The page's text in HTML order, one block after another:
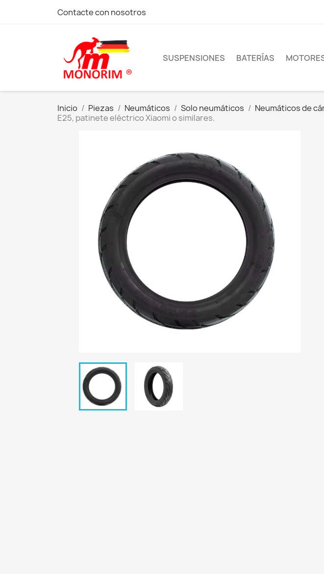
Contacte con nosotros
SUSPENSIONES BATERÍAS
Inicio Piezas Neumáticos Solo neumáticos Neumáticos de
E25, patinete eléctrico Xiaomi o similares.